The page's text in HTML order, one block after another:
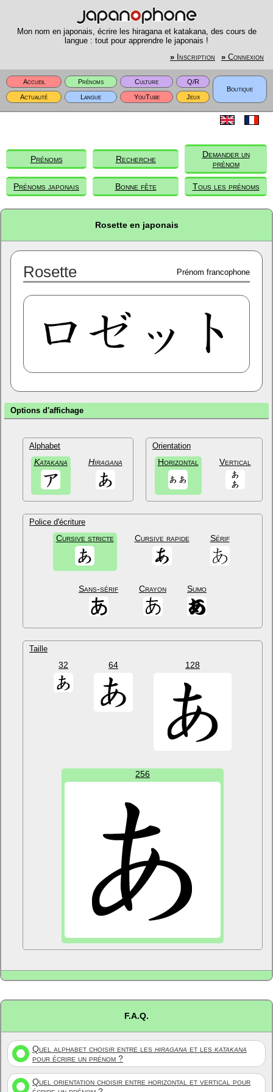
Mon nom en japonais, écrire les hiragana et katakana, des cours de
langue : tout pour apprendre le japonais !
» Inscription » Connexion
Accueil Prénoms Culture
Q/R
Boutique
Actualité
Langue YouTube Jeux
Prénoms Recherche
Demander un
prénom
Prénoms japonais Bonne fête Tous les prénoms
Rosette en japonais
Rosette Prénom francophone
Options d'affichage
Alphabet
Katakana Hiragana
Orientation
Horizontal Vertical
Police d'écriture
Cursive stricte Cursive rapide Sérif
Sans-sérif Crayon Sumo
Taille
32 64 128
256
F.A.Q.
Quel alphabet choisir entre les hiragana et les katakana
pour écrire un prénom ?
Quel orientation choisir entre horizontal et vertical pour